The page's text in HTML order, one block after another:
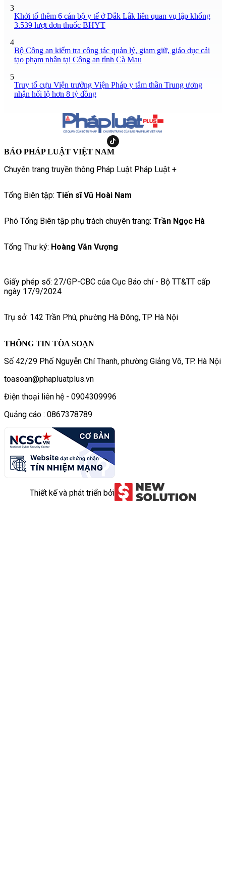
3
Khởi tố thêm 6 cán bộ y tế ở Đắk Lắk liên quan vụ lập khống
3.539 lượt đơn thuốc BHYT
4
Bộ Công an kiểm tra công tác quản lý, giam giữ, giáo dục cải
tạo phạm nhân tại Công an tỉnh Cà Mau
5
Truy tố cựu Viện trưởng Viện Pháp y tâm thần Trung ương
nhận hối lộ hơn 8 tỷ đồng
BÁO PHÁP LUẬT VIỆT NAM
Chuyên trang truyền thông Pháp Luật Pháp Luật +
Tổng Biên tập: Tiến sĩ Vũ Hoài Nam
Phó Tổng Biên tập phụ trách chuyên trang: Trần Ngọc Hà
Tổng Thư ký: Hoàng Văn Vượng
Giấy phép số: 27/GP-CBC của Cục Báo chí - Bộ TT&TT cấp
ngày 17/9/2024
Trụ sở: 142 Trần Phú, phường Hà Đông, TP Hà Nội
THÔNG TIN TÒA SOẠN
Số 42/29 Phố Nguyễn Chí Thanh, phường Giảng Võ, TP. Hà Nội
toasoan@phapluatplus.vn
Điện thoại liên hệ - 0904309996
Quảng cáo : 0867378789
Thiết kế và phát triển bởi